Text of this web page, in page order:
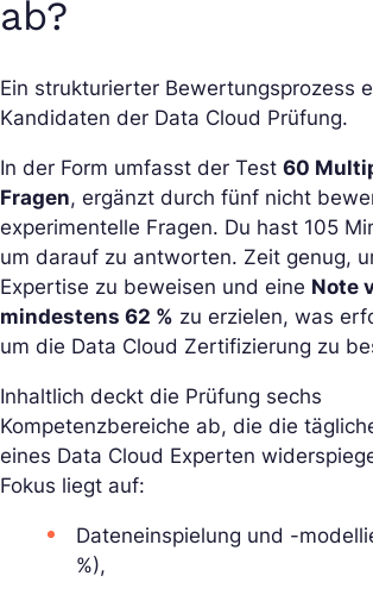
ab?
Ein strukturierter Bewertungsprozess
Kandidaten der Data Cloud Prüfung.
In der Form umfasst der Test 60
Fragen, ergänzt durch fünf nicht
experimentelle Fragen. Du hast 105
um darauf zu antworten. Zeit genug,
Expertise zu beweisen und eine Note
mindestens 62 % zu erzielen, was
um die Data Cloud Zertifizierung zu
Inhaltlich deckt die Prüfung sechs
Kompetenzbereiche ab, die die
eines Data Cloud Experten
Fokus liegt auf:
Dateneinspielung und -
%),